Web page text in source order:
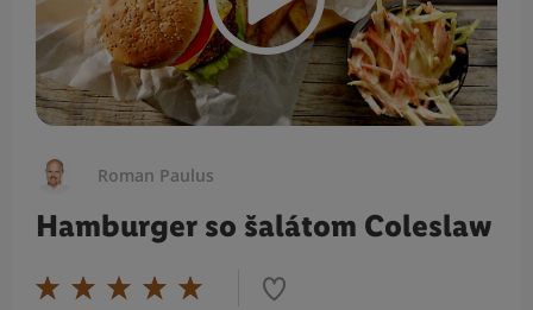
Roman Paulus
Hamburger so šalátom Coleslaw